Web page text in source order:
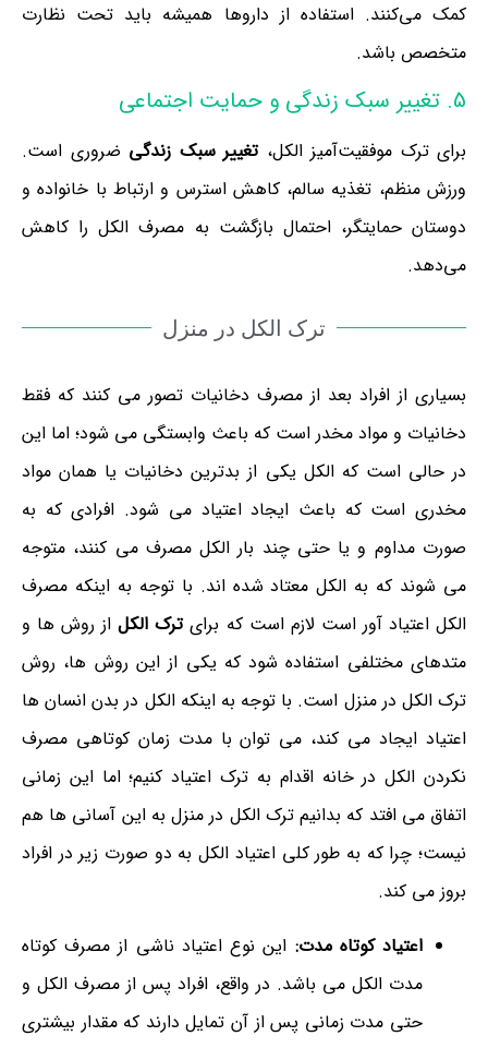
کمک می‌کنند. استفاده از داروها همیشه باید تحت نظارت
متخصص باشد.
5. تغییر سبک زندگی و حمایت اجتماعی
برای ترک موفقیت‌آمیز الکل،تغییر سبک زندگی ضروری است.
ورزش منظم، تغذیه سالم، کاهش استرس و ارتباط با خانواده و
دوستان حمایتگر، احتمال بازگشت به مصرف الکل را کاهش
می‌دهد.
ترک الکل در منزل
بسیاری از افراد بعد از مصرف دخانیات تصور می کنند که فقط
دخانیات و مواد مخدر است که باعث وابستگی می شود؛ اما این
در حالی است که الکل یکی از بدترین دخانیات یا همان مواد
مخدری است که باعث ایجاد اعتیاد می شود. افرادی که به
صورت مداوم و یا حتی چند بار الکل مصرف می کنند، متوجه
می شوند که به الکل معتاد شده اند. با توجه به اینکه مصرف
الکل اعتیاد آور است لازم است که برایترک الکلاز روش ها و
متدهای مختلفی استفاده شود که یکی از این روش ها، روش
ترک الکل در منزل است. با توجه به اینکه الکل در بدن انسان ها
اعتیاد ایجاد می کند، می توان با مدت زمان کوتاهی مصرف
نکردن الکل در خانه اقدام به ترک اعتیاد کنیم؛ اما این زمانی
اتفاق می افتد که بدانیم ترک الکل در منزل به این آسانی ها هم
نیست؛ چرا که به طور کلی اعتیاد الکل به دو صورت زیر در افراد
بروز می کند.
اعتیاد کوتاه مدت: این نوع اعتیاد ناشی از مصرف کوتاه
مدت الکل می باشد. در واقع، افراد پس از مصرف الکل و
حتی مدت زمانی پس از آن تمایل دارند که مقدار بیشتری